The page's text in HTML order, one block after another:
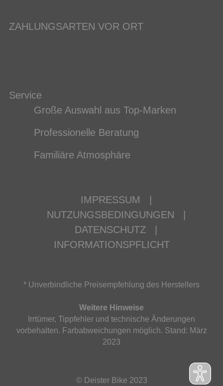
ZAHLUNGSARTEN VOR ORT
Service
Große Auswahl aus Top-Marken
Professionelle Beratung
Familiäre Atmosphäre
IMPRESSUM
NUTZUNGSBEDINGUNGEN
DATENSCHUTZ
INFORMATIONSPFLICHT
* Unverbindliche Preisempfehlung des Herstellers
Weitere Hinweise
Irrtümer, Tippfehler und technische Änderungen
vorbehalten. Farbabweichungen möglich. Stand: März
2023
© Deister Bike 2023